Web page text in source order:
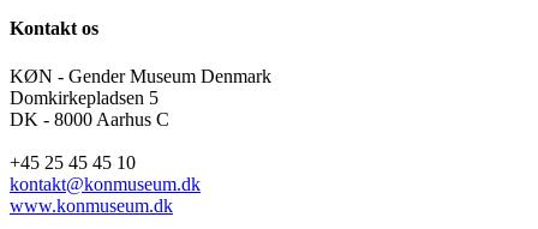
Kontakt os
KØN - Gender Museum Denmark
Domkirkepladsen 5
DK - 8000 Aarhus C
+45 25 45 45 10
kontakt@konmuseum.dk
www.konmuseum.dk